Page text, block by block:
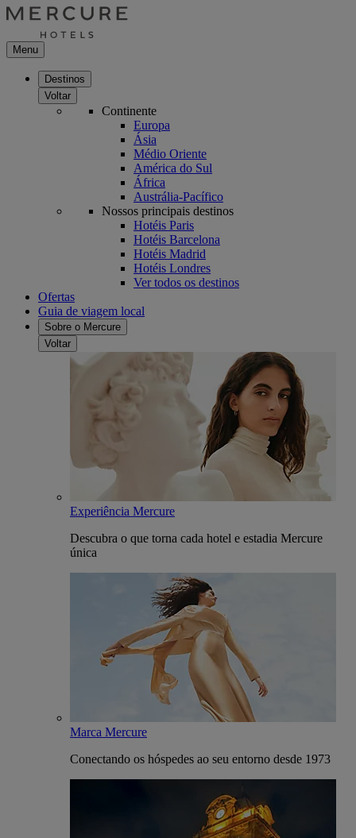
Menu
Destinos
Voltar
Continente
Europa
Ásia
Médio Oriente
América do Sul
África
Austrália-Pacífico
Nossos principais destinos
Hotéis Paris
Hotéis Barcelona
Hotéis Madrid
Hotéis Londres
Ver todos os destinos
Ofertas
Guia de viagem local
Sobre o Mercure
Voltar
Experiência Mercure
Descubra o que torna cada hotel e estadia Mercure
única
Marca Mercure
Conectando os hóspedes ao seu entorno desde 1973